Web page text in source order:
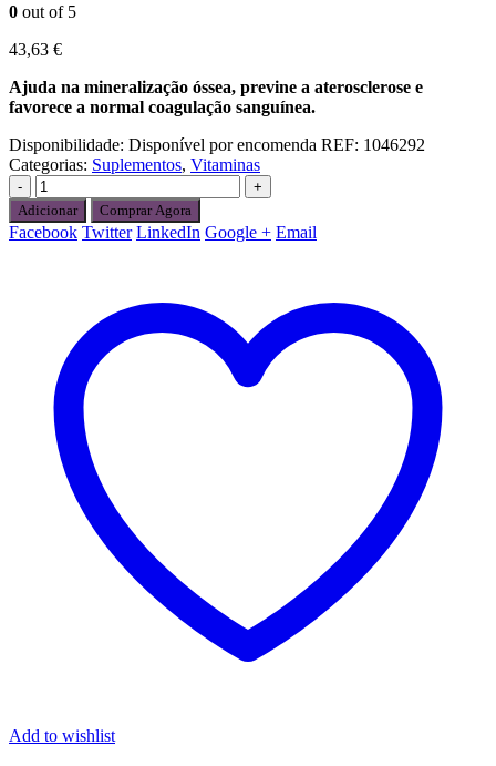
0 out of 5
43,63 €
Ajuda na mineralização óssea, previne a aterosclerose e
favorece a normal coagulação sanguínea.
Disponibilidade: Disponível por encomenda REF: 1046292
Categorias: Suplementos, Vitaminas
-
+
Adicionar
Comprar Agora
Facebook Twitter LinkedIn Google + Email
Add to wishlist